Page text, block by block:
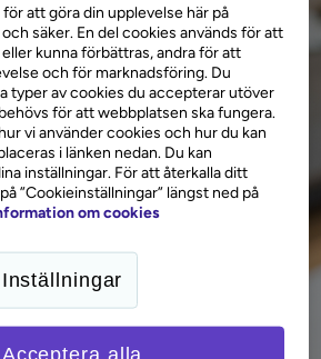
att göra din upplevelse här på
säker. En del cookies används för att
kunna förbättras, andra för att
och för marknadsföring. Du
typer av cookies du accepterar utöver
för att webbplatsen ska fungera.
vi använder cookies och hur du kan
i länken nedan. Du kan
inställningar. För att återkalla ditt
”Cookieinställningar” längst ned på
om cookies
Inställningar
Acceptera alla